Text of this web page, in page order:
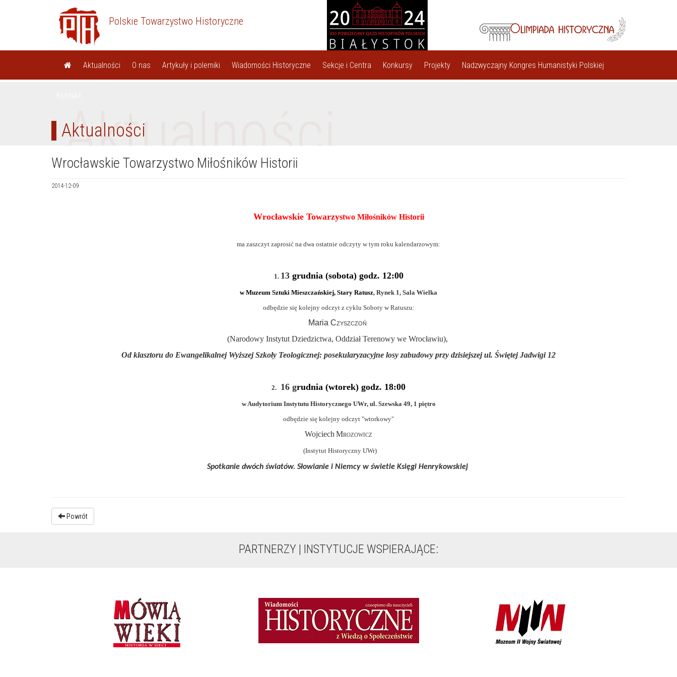
Polskie Towarzystwo Historyczne
Aktualności O nas Artykuły i polemiki Wiadomości Historyczne Sekcje i Centra Konkursy Projekty Nadzwyczajny Kongres Humanistyki Polskiej
Aktualności
Aktualności
Wrocławskie Towarzystwo Miłośników Historii
2014-12-09
Wrocławskie Towarzystwo Miłośników Historii
ma zaszczyt zaprosić na dwa ostatnie odczyty w tym roku kalendarzowym:
1. 13 grudnia(sobota) godz. 12:00
w Muzeum Sztuki Mieszczańskiej, Stary Ratusz, Rynek 1, Sala Wielka
odbędzie się kolejny odczyt z cyklu Soboty w Ratuszu:
Maria Czyszczoń
(Narodowy Instytut Dziedzictwa, Oddział Terenowy we Wrocławiu),
Od klasztoru do Ewangelikalnej Wyższej Szkoły Teologicznej: posekularyzacyjne losy zabudowy przy dzisiejszej ul. Świętej Jadwigi 12
2. 16 grudnia (wtorek) godz. 18:00
w Audytorium Instytutu Historycznego UWr, ul. Szewska 49, 1 piętro
odbędzie się kolejny odczyt "wtorkowy"
Wojciech Mrozowicz
(Instytut Historyczny UWr)
Spotkanie dwóch światów. Słowianie i Niemcy w świetle Księgi Henrykowskiej
Powrót
PARTNERZY | INSTYTUCJE WSPIERAJĄCE: